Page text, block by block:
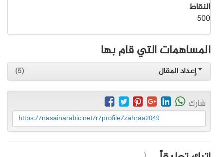
النقاط
500
المساهمات التي قام بها
إعداد المقال (5)
شارك
https://nasainarabic.net/r/profile/zahraa2049